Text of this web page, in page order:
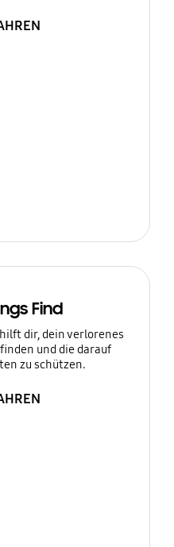
Find
dir, dein verlorenes
und die darauf
zu schützen.